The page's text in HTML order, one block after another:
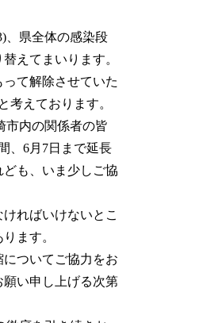
、県全体の感染段
えてまいります。
て解除させていた
考えております。
市内の関係者の皆
、6月7日まで延長
も、いま少しご協
ればいけないとこ
ます。
ついてご協力をお
い申し上げる次第